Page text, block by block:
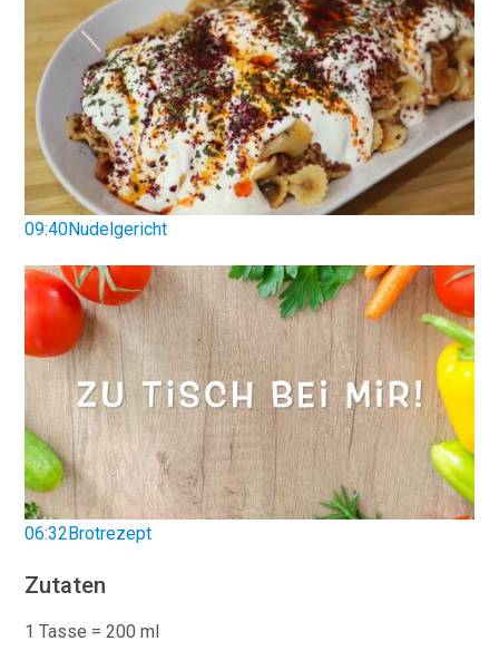
09:40Nudelgericht
06:32Brotrezept
Zutaten
1 Tasse = 200 ml